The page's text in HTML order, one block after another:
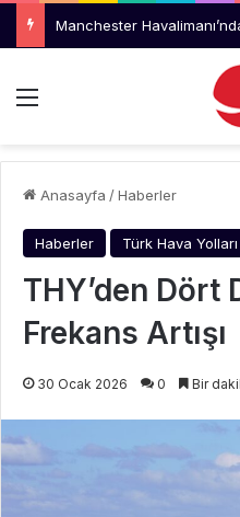
Menü
Anasayfa /Haberler
Haberler Türk Hava Yolları
THY’den Dört
Frekans Artışı
30 Ocak 2026 0 Bir